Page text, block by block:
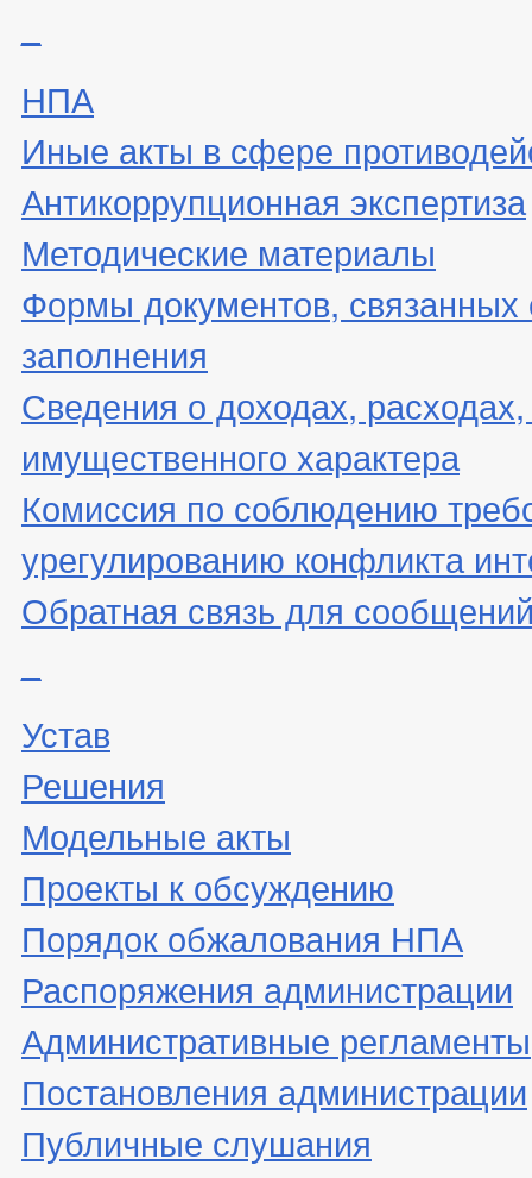
НПА
Иные акты в сфере
Антикоррупционная экспертиза
Методические материалы
Формы документов, связанных
заполнения
Сведения о доходах,
имущественного характера
Комиссия по соблюдению
урегулированию конфликта
Обратная связь для
Устав
Решения
Модельные акты
Проекты к обсуждению
Порядок обжалования НПА
Распоряжения администрации
Административные регламенты
Постановления администрации
Публичные слушания